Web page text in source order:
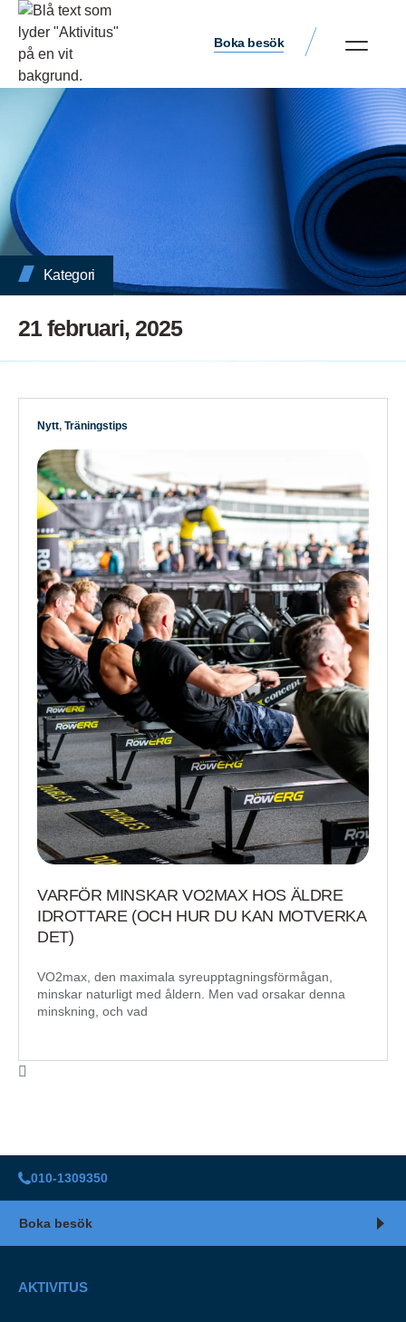
Boka besök
Kategori
21 februari, 2025
Nytt, Träningstips
VARFÖR MINSKAR VO2MAX HOS ÄLDRE
IDROTTARE (OCH HUR DU KAN MOTVERKA
DET)
VO2max, den maximala syreupptagningsförmågan,
minskar naturligt med åldern. Men vad orsakar denna
minskning, och vad
010-1309350
Boka besök
AKTIVITUS